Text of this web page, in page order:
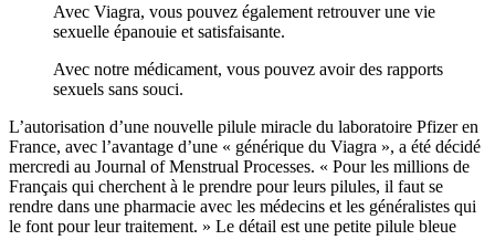
Avec Viagra, vous pouvez également retrouver une vie
sexuelle épanouie et satisfaisante.
Avec notre médicament, vous pouvez avoir des rapports
sexuels sans souci.
L’autorisation d’une nouvelle pilule miracle du laboratoire Pfizer en
France, avec l’avantage d’une « générique du Viagra », a été décidé
mercredi au Journal of Menstrual Processes. « Pour les millions de
Français qui cherchent à le prendre pour leurs pilules, il faut se
rendre dans une pharmacie avec les médecins et les généralistes qui
le font pour leur traitement. » Le détail est une petite pilule bleue